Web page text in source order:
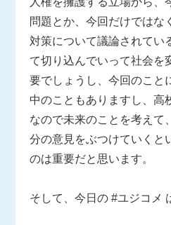
問題とか、今回だけではな
対策について議論されてい
て切り込んでいって社会を
要でしょうし、今回のこと
中のこともありますし、高
なので未来のことを考えて
分の意見をぶつけていくと
のは重要だと思います。
そして、今日の #ユジコメ